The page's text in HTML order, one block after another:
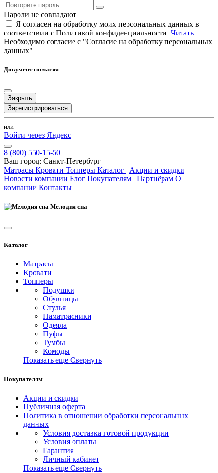
Пароли не совпадают
Я согласен на обработку моих персональных данных в
соответствии с Политикой конфиденциальности. Читать
Необходимо согласие с "Согласие на обработку персональных
данных"
Документ согласия
Закрыть
Зарегистрироваться
или
Войти через Яндекс
8 (800) 550-15-50
Ваш город: Санкт-Петербург
Матрасы Кровати Топперы Каталог | Акции и скидки
Новости компании Блог Покупателям | Партнёрам О
компании Контакты
Мелодия сна
Каталог
Матрасы
Кровати
Топперы
Подушки
Обувницы
Стулья
Наматрасники
Одеяла
Пуфы
Тумбы
Комоды
Показать еще Свернуть
Покупателям
Акции и скидки
Публичная оферта
Политика в отношении обработки персональных
данных
Условия доставка готовой продукции
Условия оплаты
Гарантия
Личный кабинет
Показать еще Свернуть